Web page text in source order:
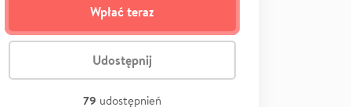
Wpłać teraz
Udostępnij
79 udostępnień